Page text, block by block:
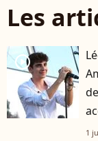
Les
player2
1